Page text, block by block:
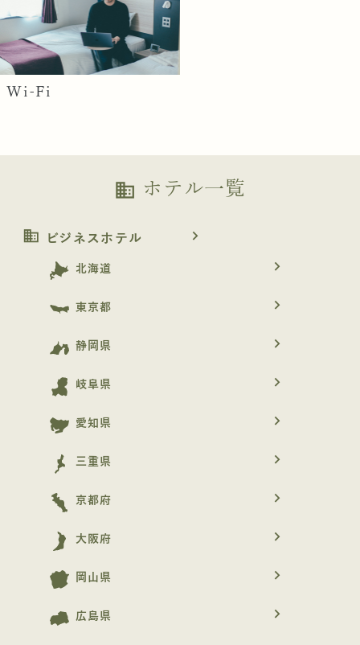
Wi-Fi
business ホテル一覧
business ビジネスホテル navigate_next
北海道 navigate_next
東京都 navigate_next
静岡県 navigate_next
岐阜県 navigate_next
愛知県 navigate_next
三重県 navigate_next
京都府 navigate_next
大阪府 navigate_next
岡山県 navigate_next
広島県 navigate_next